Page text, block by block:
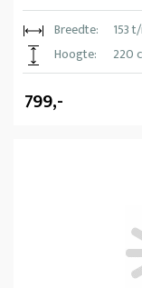
Breedte:
153
Hoogte:
220
799,-